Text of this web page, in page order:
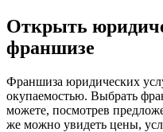
Открыть
франшизе
Франшиза юридических
окупаемостью. Выбрать
можете, посмотрев
же можно увидеть цены,